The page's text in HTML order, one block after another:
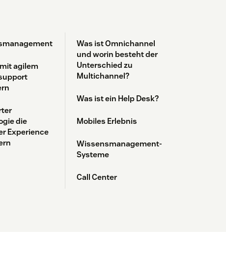
agilem
die
Experience
Was ist Omnichannel
und worin besteht der
Unterschied zu
Multichannel?
Was ist ein Help Desk?
Mobiles Erlebnis
Wissensmanagement-
Systeme
Call Center